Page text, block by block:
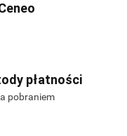
płatności
pobraniem